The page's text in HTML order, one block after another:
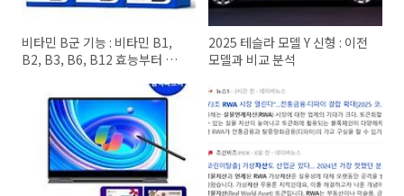
비타민 B군 기능 : 비타민 B1,
B2, B3, B6, B12 효능부터 복
2025 테슬라 모델 Y 신형 : 이전
모델과 비교 분석